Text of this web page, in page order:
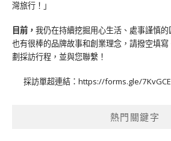
灣旅行！」
目前， 我仍在持續挖掘用心生活、處事謹慎
也有很棒的品牌故事和創業理念，請撥空填寫
劃採訪行程，並與您聯繫！
採訪單超連結： https://forms.gle/
熱門關鍵字